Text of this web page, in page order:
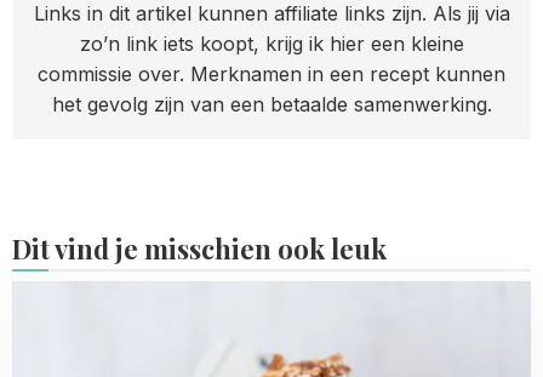
Links in dit artikel kunnen affiliate links zijn. Als jij via
zo’n link iets koopt, krijg ik hier een kleine
commissie over. Merknamen in een recept kunnen
het gevolg zijn van een betaalde samenwerking.
Dit vind je misschien ook leuk